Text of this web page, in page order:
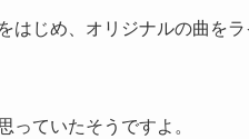
はじめ、オリジナルの曲を
っていたそうですよ。